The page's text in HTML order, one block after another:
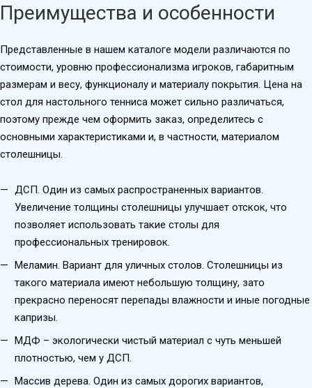
Преимущества и особенности
Представленные в нашем каталоге модели различаются по
стоимости, уровню профессионализма игроков, габаритным
размерам и весу, функционалу и материалу покрытия. Цена на
стол для настольного тенниса может сильно различаться,
поэтому прежде чем оформить заказ, определитесь с
основными характеристиками и, в частности, материалом
столешницы.
ДСП. Один из самых распространенных вариантов.
Увеличение толщины столешницы улучшает отскок, что
позволяет использовать такие столы для
профессиональных тренировок.
Меламин. Вариант для уличных столов. Столешницы из
такого материала имеют небольшую толщину, зато
прекрасно переносят перепады влажности и иные погодные
капризы.
МДФ – экологически чистый материал с чуть меньшей
плотностью, чем у ДСП.
Массив дерева. Один из самых дорогих вариантов,